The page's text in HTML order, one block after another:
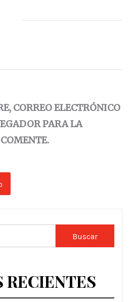
CORREO ELECTRÓNICO
PARA LA
RECIENTES